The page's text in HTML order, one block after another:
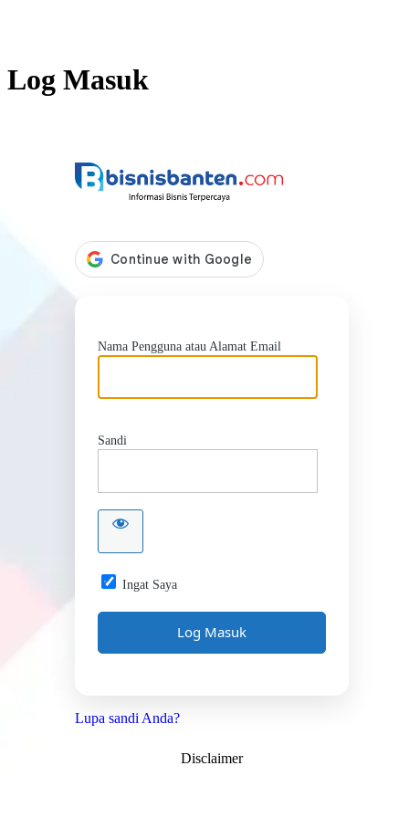
Log Masuk
Nama Pengguna atau Alamat Email
Sandi
Ingat Saya
Lupa sandi Anda?
Disclaimer